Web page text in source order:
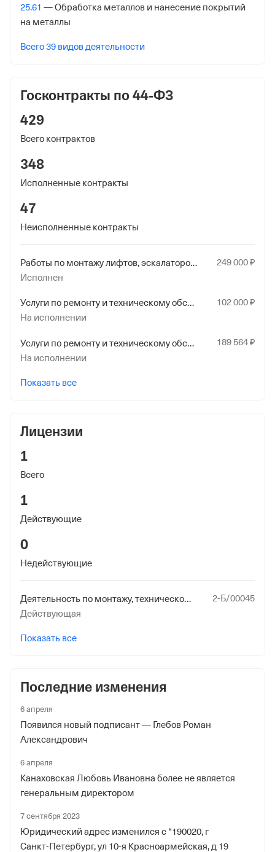
191124, Санкт-Петербург гор., Красного Текстильщика
Внебюджетные фонды
1019149416
Дата регистрации
Страхования Российской Федерации по Санкт-
Петербургу и Ленинградской обл.
Регистрационный номер ФссРФ
1019149416
Дата регистрации
Наименование территориального органа
Страхования Российской Федерации по Санкт-
Петербургу и Ленинградской обл.
25.61 — Обработка металлов и нанесение покрытий
на металлы
Всего 39 видов деятельности
Госконтракты по 44-ФЗ
429
Всего контрактов
348
Исполненные контракты
47
Неисполненные контракты
Работы по монтажу лифтов, эскалаторов и движущихся тротуаров, требующие специальной квалификации, включая ремонт и техническое обслуживание 249000₽
Исполнен
Услуги по ремонту и техническому обслуживанию подъемно-транспортного оборудования 102000₽
На исполнении
Услуги по ремонту и техническому обслуживанию подъемно-транспортного оборудования 189 564₽
На исполнении
Показать все
Лицензии
1
Всего
1
Действующие
0
Недействующие
Деятельность по монтажу, техническому обслуживанию и ремонту средств обеспечения пожарной безопасности зданий и сооружений
2-Б/00045
Действующая
Показать все
Последние изменения
6 апреля
Появился новый подписант — Глебов Роман
Александрович
6 апреля
Канаховская Любовь Ивановна более не является
генеральным директором
7 сентября 2023
Юридический адрес изменился с “190020, г
Санкт-Петербург, ул 10-я Красноармейская, д 19